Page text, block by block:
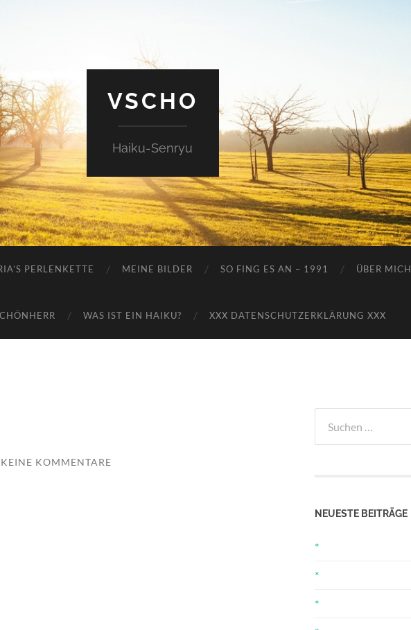
VSCHO
Haiku-Senryu
PERLENKETTE MEINE BILDER SO FING ES AN – 1991 ÜBER MICH
WAS IST EIN HAIKU? XXX DATENSCHUTZERKLÄRUNG XXX
KEINE KOMMENTARE
nach:
NEUESTE BEITRÄGE
*
*
*